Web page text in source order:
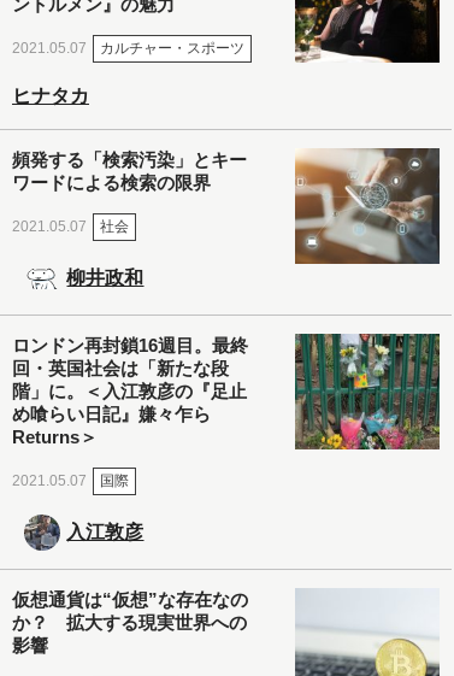
ントルメン』の魅力
2021.05.07 カルチャー・スポーツ
ヒナタカ
頻発する「検索汚染」とキー
ワードによる検索の限界
2021.05.07 社会
柳井政和
ロンドン再封鎖16週目。最終
回・英国社会は「新たな段
階」に。＜入江敦彦の『足止
め喰らい日記』嫌々乍ら
Returns＞
2021.05.07 国際
入江敦彦
仮想通貨は“仮想”な存在なの
か？ 拡大する現実世界への
影響